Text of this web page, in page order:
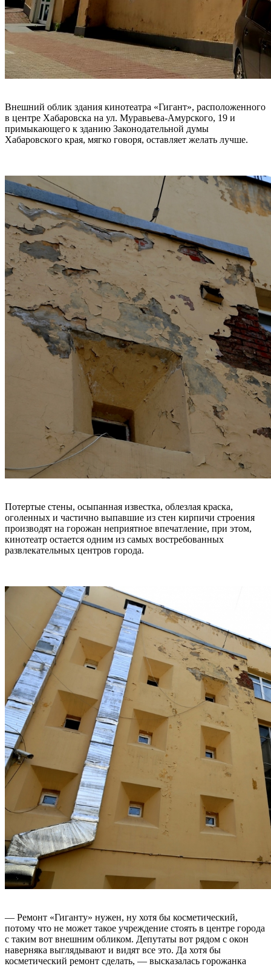
Внешний облик здания кинотеатра «Гигант», расположенного
в центре Хабаровска на ул. Муравьева-Амурского, 19 и
примыкающего к зданию Законодательной думы
Хабаровского края, мягко говоря, оставляет желать лучше.
Потертые стены, осыпанная известка, облезлая краска,
оголенных и частично выпавшие из стен кирпичи строения
производят на горожан неприятное впечатление, при этом,
кинотеатр остается одним из самых востребованных
развлекательных центров города.
— Ремонт «Гиганту» нужен, ну хотя бы косметический,
потому что не может такое учреждение стоять в центре города
с таким вот внешним обликом. Депутаты вот рядом с окон
наверняка выглядывают и видят все это. Да хотя бы
косметический ремонт сделать, — высказалась горожанка